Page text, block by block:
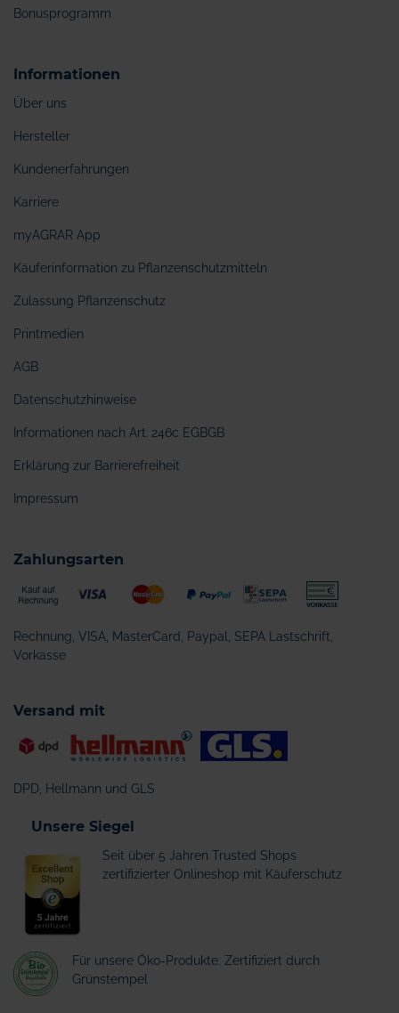
Bonusprogramm
Informationen
Über uns
Hersteller
Kundenerfahrungen
Karriere
myAGRAR App
Käuferinformation zu Pflanzenschutzmitteln
Zulassung Pflanzenschutz
Printmedien
AGB
Datenschutzhinweise
Informationen nach Art. 246c EGBGB
Erklärung zur Barrierefreiheit
Impressum
Zahlungsarten
Rechnung, VISA, MasterCard, Paypal, SEPA Lastschrift,
Vorkasse
Versand mit
DPD, Hellmann und GLS
Unsere Siegel
Seit über 5 Jahren Trusted Shops
zertifizierter Onlineshop mit Käuferschutz
Für unsere Öko-Produkte: Zertifiziert durch
Grünstempel